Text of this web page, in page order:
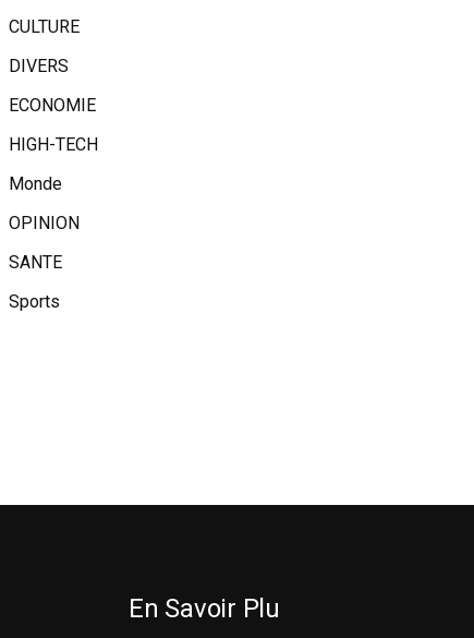
CULTURE
DIVERS
ECONOMIE
HIGH-TECH
Monde
OPINION
SANTE
Sports
En Savoir Plu